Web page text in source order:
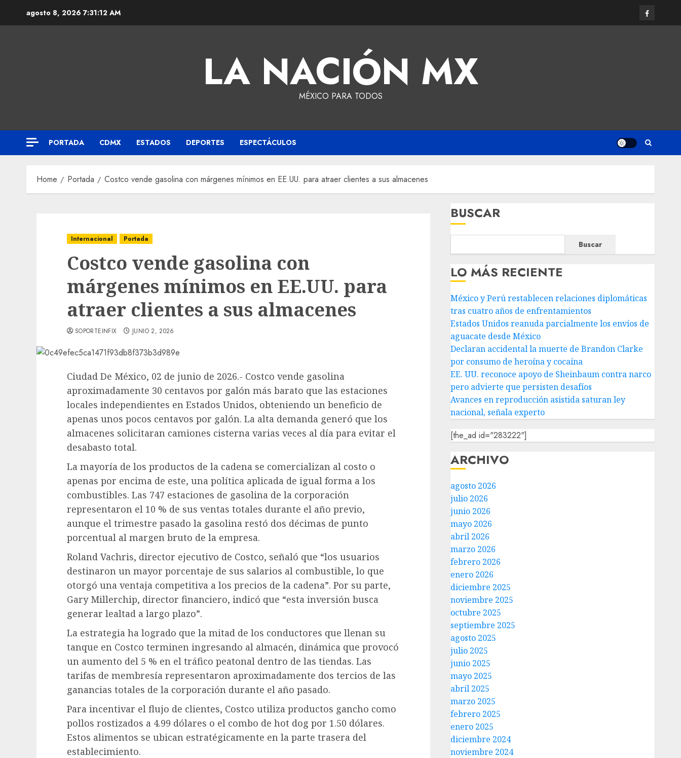
agosto 8, 2026 7:31:13 AM
LA NACIÓN MX
MÉXICO PARA TODOS
PORTADA CDMX ESTADOS DEPORTES ESPECTÁCULOS
Home Portada Costco vende gasolina con márgenes mínimos en EE.UU. para atraer clientes a sus almacenes
Internacional Portada
Costco vende gasolina con
márgenes mínimos en EE.UU. para
atraer clientes a sus almacenes
SOPORTEINFIX JUNIO 2, 2026
Ciudad De México, 02 de junio de 2026.- Costco vende gasolina
aproximadamente 30 centavos por galón más barato que las estaciones
locales independientes en Estados Unidos, obteniendo un beneficio de
apenas unos pocos centavos por galón. La alta demanda generó que los
almacenes solicitaran camiones cisterna varias veces al día para evitar el
desabasto total.
La mayoría de los productos de la cadena se comercializan al costo o
apenas por encima de este, una política aplicada de igual forma a los
combustibles. Las 747 estaciones de gasolina de la corporación
representaron el 10 % de sus ventas totales durante el año previo,
aunque el trimestre pasado la gasolina restó dos décimas de punto
porcentual al margen bruto de la empresa.
Roland Vachris, director ejecutivo de Costco, señaló que “los usuarios
destinaron un mayor porcentaje de sus salarios al combustible, lo que
otorgó una ventaja competitiva a los precios de la cadena”. Por su parte,
Gary Millerchip, director financiero, indicó que “esta inversión busca
generar lealtad a largo plazo”.
La estrategia ha logrado que la mitad de los conductores que llenan su
tanque en Costco terminen ingresando al almacén, dinámica que provocó
un aumento del 5 % en el tráfico peatonal dentro de las tiendas. Las
tarifas de membresía representaron aproximadamente dos tercios de las
ganancias totales de la corporación durante el año pasado.
Para incentivar el flujo de clientes, Costco utiliza productos gancho como
pollos rostizados a 4.99 dólares o el combo de hot dog por 1.50 dólares.
Estos alimentos se ubican estratégicamente en la parte trasera del
establecimiento.
BUSCAR
Buscar
LO MÁS RECIENTE
México y Perú restablecen relaciones diplomáticas
tras cuatro años de enfrentamientos
Estados Unidos reanuda parcialmente los envíos de
aguacate desde México
Declaran accidental la muerte de Brandon Clarke
por consumo de heroína y cocaína
EE. UU. reconoce apoyo de Sheinbaum contra narco
pero advierte que persisten desafíos
Avances en reproducción asistida saturan ley
nacional, señala experto
[the_ad id="283222"]
ARCHIVO
agosto 2026
julio 2026
junio 2026
mayo 2026
abril 2026
marzo 2026
febrero 2026
enero 2026
diciembre 2025
noviembre 2025
octubre 2025
septiembre 2025
agosto 2025
julio 2025
junio 2025
mayo 2025
abril 2025
marzo 2025
febrero 2025
enero 2025
diciembre 2024
noviembre 2024